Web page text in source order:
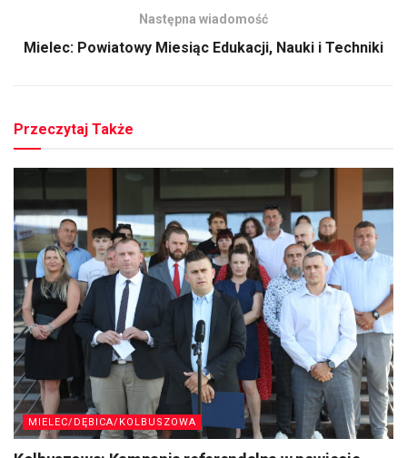
Następna wiadomość
Mielec: Powiatowy Miesiąc Edukacji, Nauki i Techniki
Przeczytaj Także
MIELEC/DĘBICA/KOLBUSZOWA